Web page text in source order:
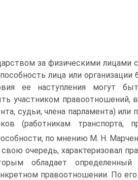
за физическими
лица или
ее наступления могут
участником
судьи, члена парламента)
(работникам транспорта,
по мнению М. Н.
очередь, характеризовал
обладает
правоотношении. По